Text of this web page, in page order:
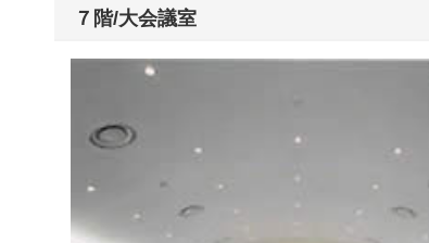
７階/大会議室